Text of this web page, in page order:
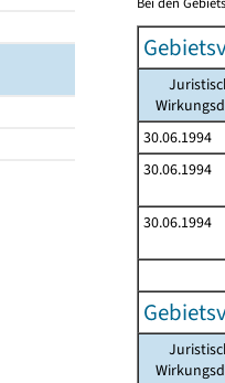
30.06.1994
30.06.1994
30.06.1994